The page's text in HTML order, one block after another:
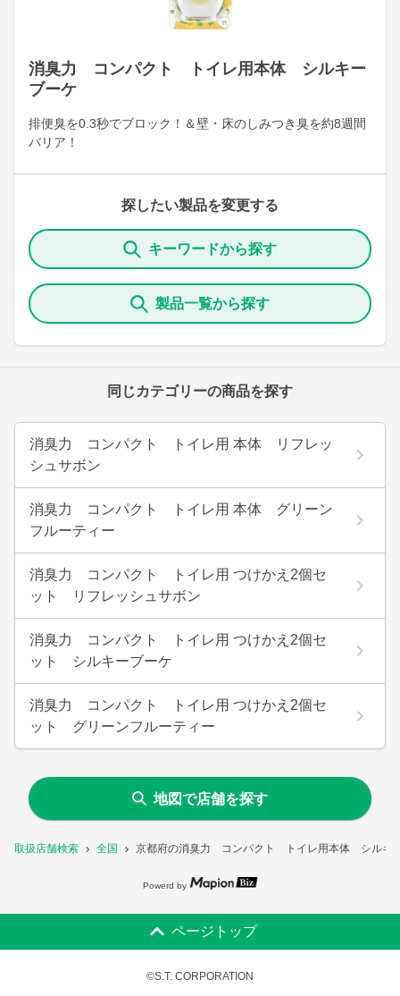
取扱店舗検索 全国 京都府の消臭力 コンパクト トイレ用本体 シルキ
消臭力 コンパクト トイレ用本体 シルキー
ブーケ
排便臭を0.3秒でブロック！＆壁・床のしみつき臭を約8週間
バリア！
探したい製品を変更する
キーワードから探す
製品一覧から探す
同じカテゴリーの商品を探す
消臭力 コンパクト トイレ用 本体 リフレッ
シュサボン
消臭力 コンパクト トイレ用 本体 グリーン
フルーティー
消臭力 コンパクト トイレ用 つけかえ2個セ
ット リフレッシュサボン
消臭力 コンパクト トイレ用 つけかえ2個セ
ット シルキーブーケ
消臭力 コンパクト トイレ用 つけかえ2個セ
ット グリーンフルーティー
地図で店舗を探す
Powerd by
ページトップ
©S.T. CORPORATION